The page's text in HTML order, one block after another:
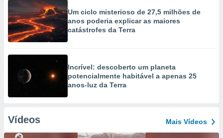
Um ciclo misterioso de 27,5 milhões de
anos poderia explicar as maiores
catástrofes da Terra
Incrível: descoberto um planeta
potencialmente habitável a apenas 25
anos-luz da Terra
Vídeos Mais Vídeos